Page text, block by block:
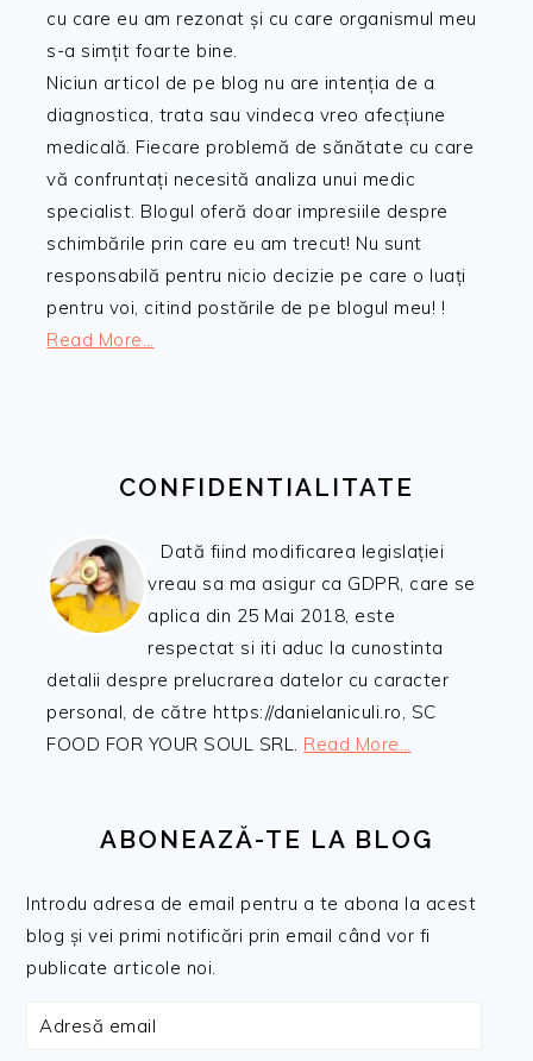
cu care eu am rezonat și cu care organismul meu
s-a simțit foarte bine.
Niciun articol de pe blog nu are intenția de a
diagnostica, trata sau vindeca vreo afecțiune
medicală. Fiecare problemă de sănătate cu care
vă confruntați necesită analiza unui medic
specialist. Blogul oferă doar impresiile despre
schimbările prin care eu am trecut! Nu sunt
responsabilă pentru nicio decizie pe care o luați
pentru voi, citind postările de pe blogul meu! !
Read More…
CONFIDENTIALITATE
Dată fiind modificarea legislației
vreau sa ma asigur ca GDPR, care se
aplica din 25 Mai 2018, este
respectat si iti aduc la cunostinta
detalii despre prelucrarea datelor cu caracter
personal, de către https://danielaniculi.ro, SC
FOOD FOR YOUR SOUL SRL. Read More…
ABONEAZĂ-TE LA BLOG
Introdu adresa de email pentru a te abona la acest
blog și vei primi notificări prin email când vor fi
publicate articole noi.
Adresă